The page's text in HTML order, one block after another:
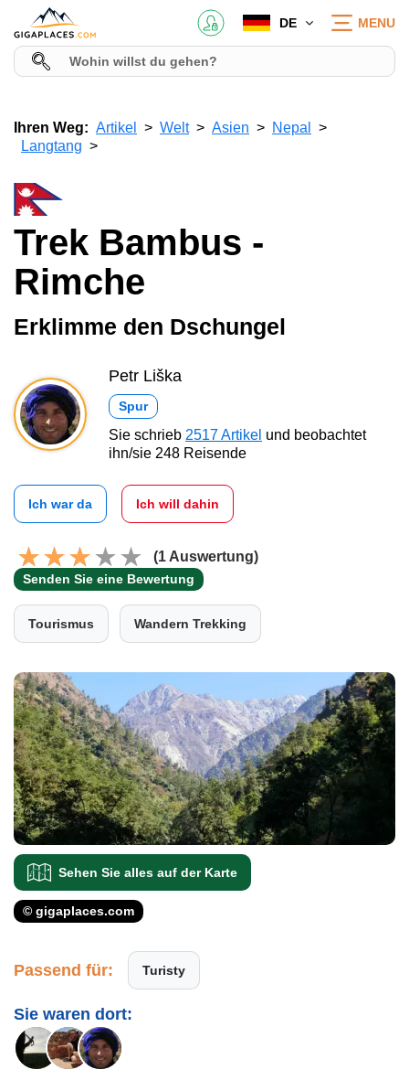
DE MENU
Ihren Weg: Artikel Welt Asien
Nepal
Langtang
Trek Bambus -
Rimche
Erklimme den Dschungel
Petr Liška
Spur
Sie schrieb 2517 Artikel und beobachtet
ihn/sie 248 Reisende
Ich war da Ich will dahin
(1 Auswertung)
Senden Sie eine Bewertung
Tourismus Wandern Trekking
Sehen Sie alles auf der Karte
© gigaplaces.com
Passend für: Turisty
Sie waren dort: